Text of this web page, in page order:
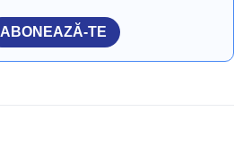
ABONEAZĂ-TE